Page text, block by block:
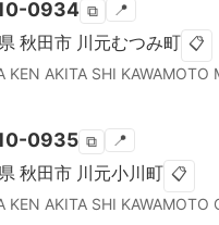
0934 ⧉ 📍
秋田市 川元むつみ町 📋
KEN AKITA SHI KAWAMOTO
0935 ⧉ 📍
秋田市 川元小川町 📋
KEN AKITA SHI KAWAMOTO